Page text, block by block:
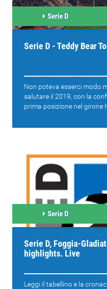
Serie D
Serie D - Teddy Bear
Non poteva esserci modo
salutare il 2019, con la
prima posizione nel girone
Serie D
Serie D, Foggia-
highlights. Live
Leggi il tabellino e la